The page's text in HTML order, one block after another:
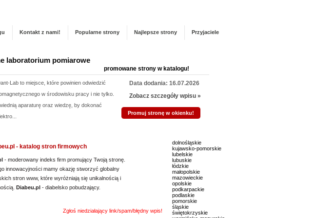
Kontakt z nami! Popularne strony Najlepsze strony Przyjaciele
laboratorium pomiarowe
promowane strony w katalogu!
Lab to miejsce, które powinien odwiedzić
w środowisku pracy i nie tylko.
aparaturę oraz wiedzę, by dokonać
Data dodania: 16.07.2026
Zobacz szczegóły wpisu »
Promuj stronę w okienku!
kompleksowe usługi archiwizacyjne.
miejsca. Archiwizacja dokumentów
poufnych informacji jest naszym kluczowym
jakim jest ...
Data dodania: 20.07.2026
Zobacz szczegóły wpisu »
Promuj stronę w okienku!
promowane strony w katalogu!
dolnośląskie
kujawsko-pomorskie
lubelskie
lubuskie
łódzkie
małopolskie
mazowieckie
opolskie
podkarpackie
podlaskie
pomorskie
śląskie
świętokrzyskie
- katalog stron firmowych
- moderowany indeks firm promujący Twoją stronę.
innowacyjności mamy okazję stworzyć globalny
stron www, które wyróżniają się unikalnością i
Diabeu.pl - diabelsko pobudzający.
Zgłoś niedziałający link/spam/błędny wpis!